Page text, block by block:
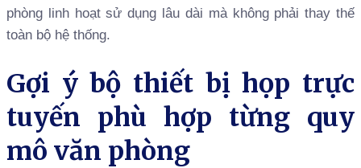
phòng linh hoạt sử dụng lâu dài mà không phải thay thế
toàn bộ hệ thống.
Gợi ý bộ thiết bị họp trực
tuyến phù hợp từng quy
mô văn phòng